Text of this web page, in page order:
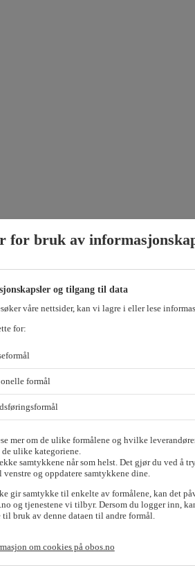
for bruk av
og tilgang til data
våre nettsider, kan vi lagre i eller lese
for:
formål
mer om de ulike formålene og hvilke
ulike kategoriene.
samtykkene når som helst. Det gjør du ved å
venstre og oppdatere samtykkene dine.
gir samtykke til enkelte av formålene, kan det
og tjenestene vi tilbyr. Dersom du logger inn,
til bruk av denne dataen til andre formål.
om cookies på obos.no